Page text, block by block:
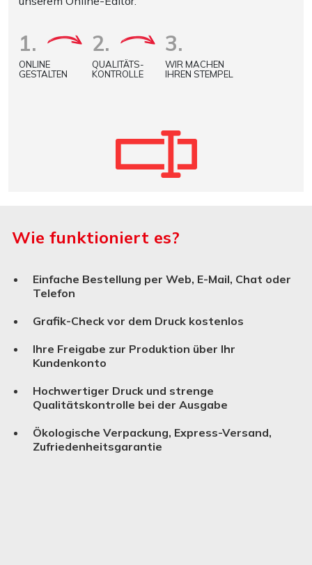
1.
ONLINE
GESTALTEN
2.
QUALITÄTS-
KONTROLLE
3.
WIR MACHEN
IHREN STEMPEL
Wie funktioniert es?
Einfache Bestellung per Web, E-Mail, Chat oder
Telefon
Grafik-Check vor dem Druck kostenlos
Ihre Freigabe zur Produktion über Ihr
Kundenkonto
Hochwertiger Druck und strenge
Qualitätskontrolle bei der Ausgabe
Ökologische Verpackung, Express-Versand,
Zufriedenheitsgarantie